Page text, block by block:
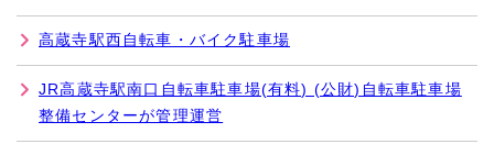
高蔵寺駅西自転車・バイク駐車場
JR高蔵寺駅南口自転車駐車場(有料) (公財)自転車駐車場
整備センターが管理運営